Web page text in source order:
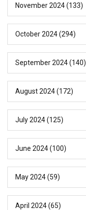
November 2024(133)
October 2024(294)
September 2024(140)
August 2024(172)
July 2024(125)
June 2024(100)
May 2024(59)
April 2024(65)